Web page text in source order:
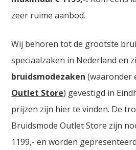
zeer ruime aanbod.
Wij behoren tot de grootste
speciaalzaken in Nederland en
bruidsmodezaken (waaronder
Outlet Store) gevestigd in
prijzen zijn hier te vinden. De
Bruidsmode Outlet Store zijn
1199,- en worden